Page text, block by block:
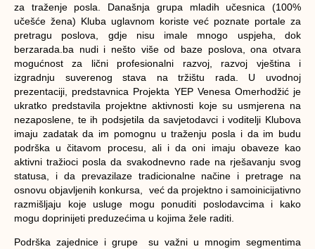
za traženje posla. Današnja grupa mladih učesnica (100%
učešće žena) Kluba uglavnom koriste već poznate portale za
pretragu poslova, gdje nisu imale mnogo uspjeha, dok
berzarada.ba nudi i nešto više od baze poslova, ona otvara
mogućnost za lični profesionalni razvoj, razvoj vještina i
izgradnju suverenog stava na tržištu rada. U uvodnoj
prezentaciji, predstavnica Projekta YEP Venesa Omerhodžić je
ukratko predstavila projektne aktivnosti koje su usmjerena na
nezaposlene, te ih podsjetila da savjetodavci i voditelji Klubova
imaju zadatak da im pomognu u traženju posla i da im budu
podrška u čitavom procesu, ali i da oni imaju obaveze kao
aktivni tražioci posla da svakodnevno rade na rješavanju svog
statusa, i da prevazilaze tradicionalne načine i pretrage na
osnovu objavljenih konkursa, već da projektno i samoinicijativno
razmišljaju koje usluge mogu ponuditi poslodavcima i kako
mogu doprinijeti preduzećima u kojima žele raditi.
Podrška zajednice i grupe su važni u mnogim segmentima